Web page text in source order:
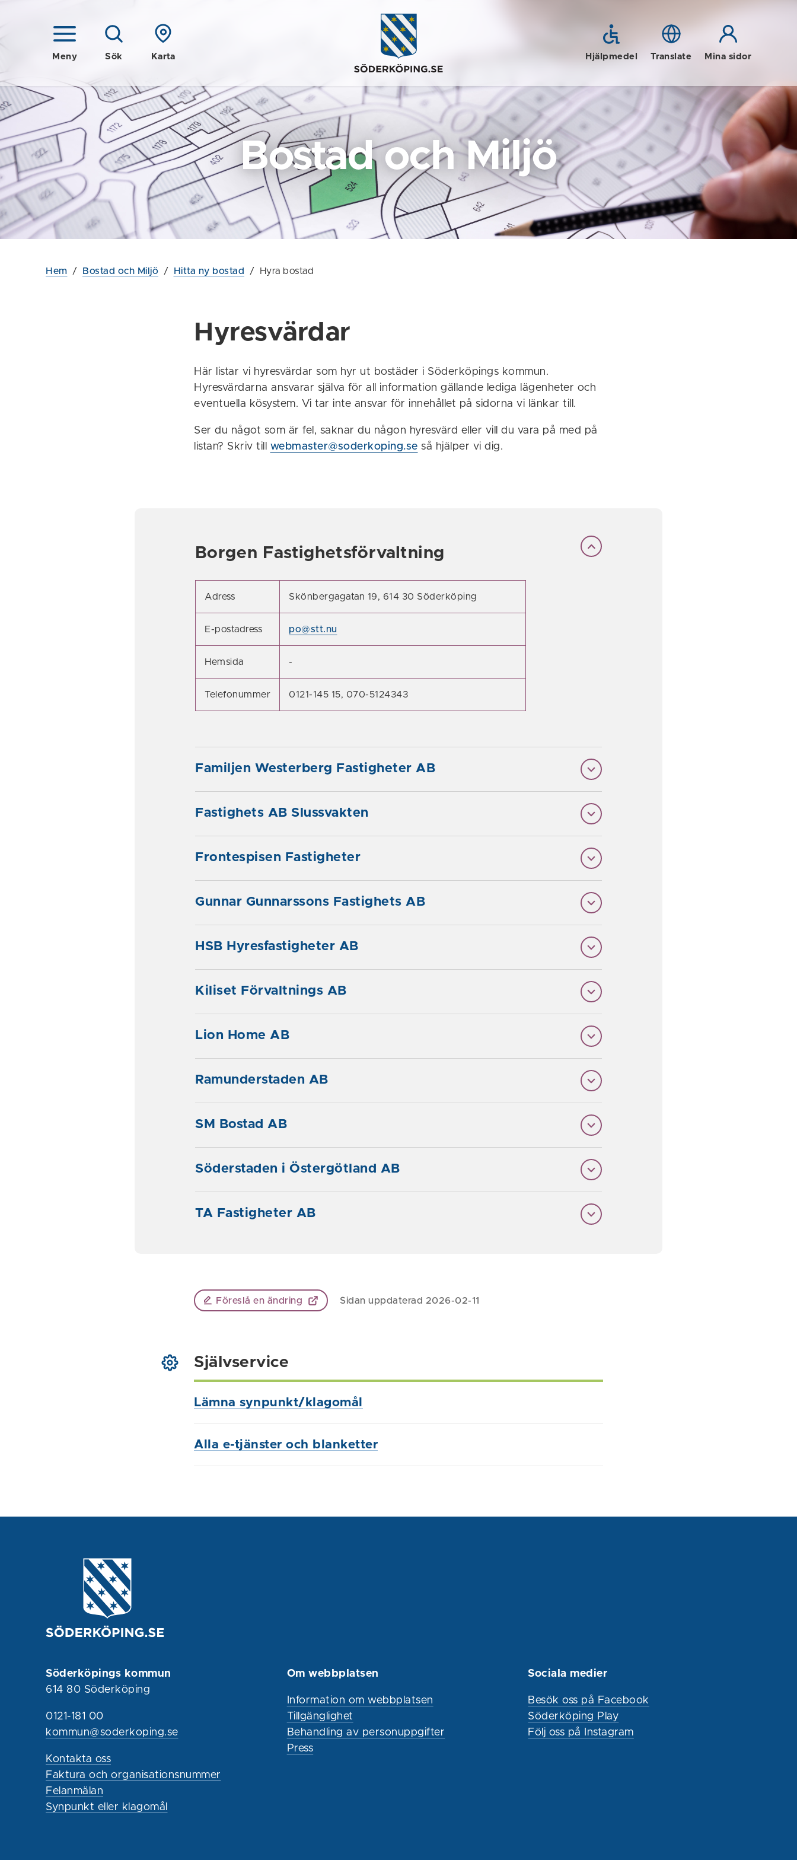
Meny Sök Karta Hjälpmedel Translate Mina sidor
Bostad och Miljö
Hem / Bostad och Miljö / Hitta ny bostad / Hyra bostad
Hyresvärdar
Här listar vi hyresvärdar som hyr ut bostäder i Söderköpings kommun.
Hyresvärdarna ansvarar själva för all information gällande lediga lägenheter och
eventuella kösystem. Vi tar inte ansvar för innehållet på sidorna vi länkar till.
Ser du något som är fel, saknar du någon hyresvärd eller vill du vara på med på
listan? Skriv till webmaster@soderkoping.se så hjälper vi dig.
Borgen Fastighetsförvaltning
Adress Skönbergagatan 19, 614 30 Söderköping
E-postadress po@stt.nu
Hemsida -
Telefonummer 0121-145 15, 070-5124343
Familjen Westerberg Fastigheter AB
Fastighets AB Slussvakten
Frontespisen Fastigheter
Gunnar Gunnarssons Fastighets AB
HSB Hyresfastigheter AB
Kiliset Förvaltnings AB
Lion Home AB
Ramunderstaden AB
SM Bostad AB
Söderstaden i Östergötland AB
TA Fastigheter AB
Föreslå en ändring Sidan uppdaterad 2026-02-11
Självservice
Lämna synpunkt/klagomål
Alla e-tjänster och blanketter
Söderköpings kommun
614 80 Söderköping
0121-181 00
kommun@soderkoping.se
Kontakta oss
Faktura och organisationsnummer
Felanmälan
Synpunkt eller klagomål
Om webbplatsen
Information om webbplatsen
Tillgänglighet
Behandling av personuppgifter
Press
Sociala medier
Besök oss på Facebook
Söderköping Play
Följ oss på Instagram